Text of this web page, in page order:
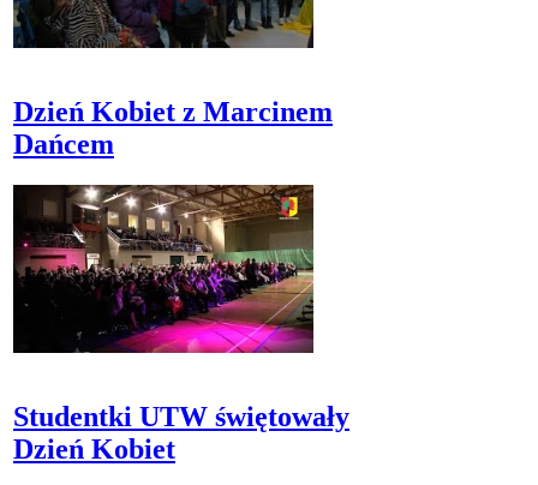
Dzień Kobiet z Marcinem
Dańcem
Studentki UTW świętowały
Dzień Kobiet